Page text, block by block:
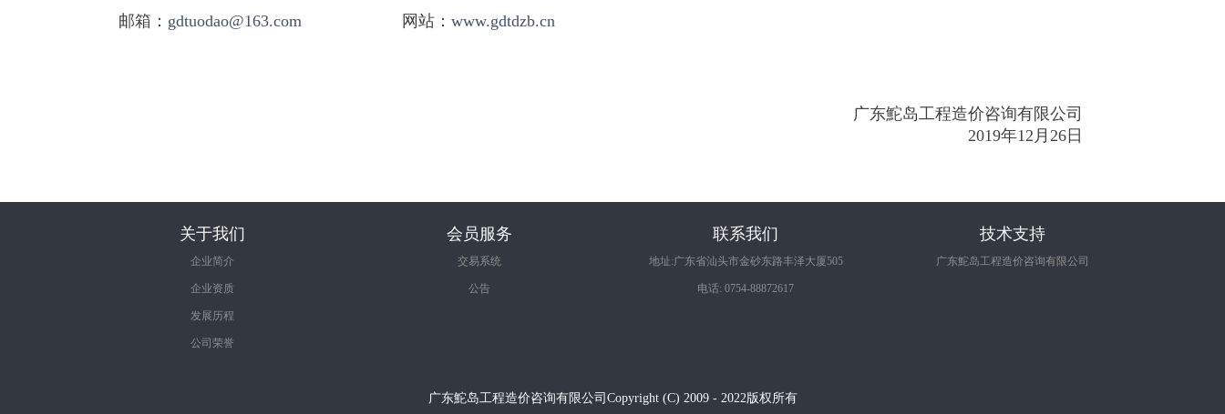
邮箱： gdtuodao@163.com 网站： www.gdtdzb.cn
广东鮀岛工程造价咨询有限公司
2019年12 月 26 日
关于我们
企业简介
企业资质
发展历程
公司荣誉
会员服务
交易系统
公告
联系我们
地址:广东省汕头市金砂东路丰泽大厦505
电话: 0754-88872617
技术支持
广东鮀岛工程造价咨询有限公司
广东鮀岛工程造价咨询有限公司Copyright (C) 2009 - 2022版权所有